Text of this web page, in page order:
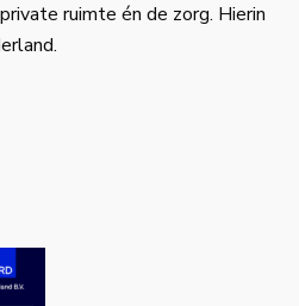
ruimte én de zorg. Hierin